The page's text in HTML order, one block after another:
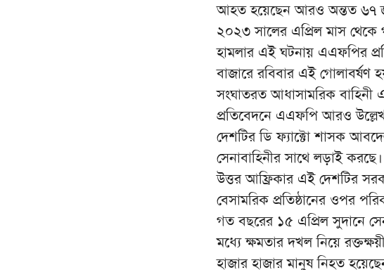
আহত হয়েছেন আরও অন্তত ৬৭
২০২৩ সালের এপ্রিল মাস থেকে
হামলার এই ঘটনায় এএফপির
বাজারে রবিবার এই গোলাবর্ষণ
সংঘাতরত আধাসামরিক বাহিনী
প্রতিবেদনে এএফপি আরও
দেশটির ডি ফ্যাক্টো শাসক
সেনাবাহিনীর সাথে লড়াই করছে।
উত্তর আফ্রিকার এই দেশটির
বেসামরিক প্রতিষ্ঠানের ওপর
গত বছরের ১৫ এপ্রিল সুদানে
মধ্যে ক্ষমতার দখল নিয়ে
হাজার হাজার মানুষ নিহত